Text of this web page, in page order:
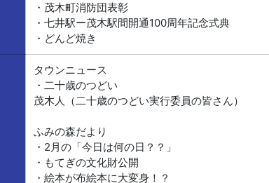
・茂木町消防団表彰
・七井駅ー茂木駅間開通100周年記念式典
・どんど焼き
タウンニュース
・二十歳のつどい
茂木人（二十歳のつどい実行委員の皆さん）
ふみの森だより
・2月の「今日は何の日？？」
・もてぎの文化財公開
・絵本が布絵本に大変身！？